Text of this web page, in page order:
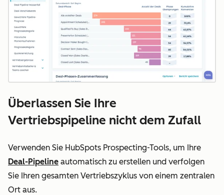
Überlassen Sie Ihre
Vertriebspipeline nicht dem Zufall
Verwenden Sie HubSpots Prospecting-Tools, um Ihre
Deal-Pipeline automatisch zu erstellen und verfolgen
Sie Ihren gesamten Vertriebszyklus von einem zentralen
Ort aus.